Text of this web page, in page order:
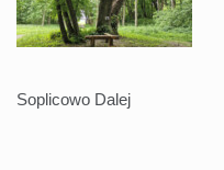
Soplicowo Dalej